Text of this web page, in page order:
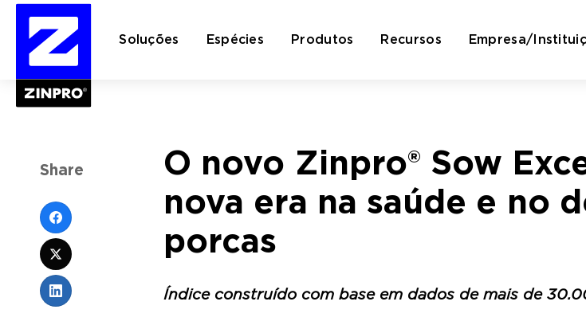
Soluções Espécies Produtos Recursos Empresa/
O novo Zinpro® Sow
nova era na saúde e no
porcas
Índice construído com base em dados de mais de
Share